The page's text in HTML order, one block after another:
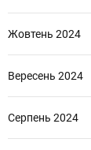
Жовтень 2024
Вересень 2024
Серпень 2024